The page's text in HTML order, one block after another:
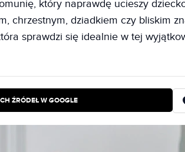
który naprawdę ucieszy
chrzestnym, dziadkiem czy bliskim
sprawdzi się idealnie w tej
ŹRÓDEŁ W GOOGLE